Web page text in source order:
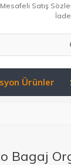
Mesafeli Satış
Ürünler
Bagaj